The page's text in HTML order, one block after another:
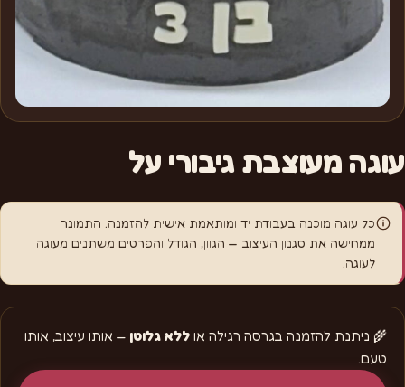
עוגה מעוצבת גיבורי על
כל עוגה מוכנה בעבודת יד ומותאמת אישית להזמנה. התמונה
ממחישה את סגנון העיצוב — הגוון, הגודל והפרטים משתנים מעוגה
לעוגה.
🌾 ניתנת להזמנה בגרסה רגילה אוללא גלוטן — אותו עיצוב, אותו
טעם.